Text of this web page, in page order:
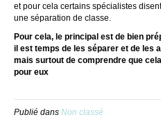
et pour cela certains spécialistes
une séparation de classe.
Pour cela, le principal est de bien
il est temps de les séparer et de les
mais surtout de comprendre que
pour eux
Publié dans Non classé